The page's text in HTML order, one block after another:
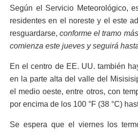
Según el Servicio Meteorológico,
residentes en el noreste y el este
resguardarse,conforme el tramo
comienza este jueves y seguirá
En el centro de EE. UU. también
en la parte alta del valle del
el medio oeste, entre otros, con
por encima de los 100 °F (38 °C)
Se espera que el viernes los